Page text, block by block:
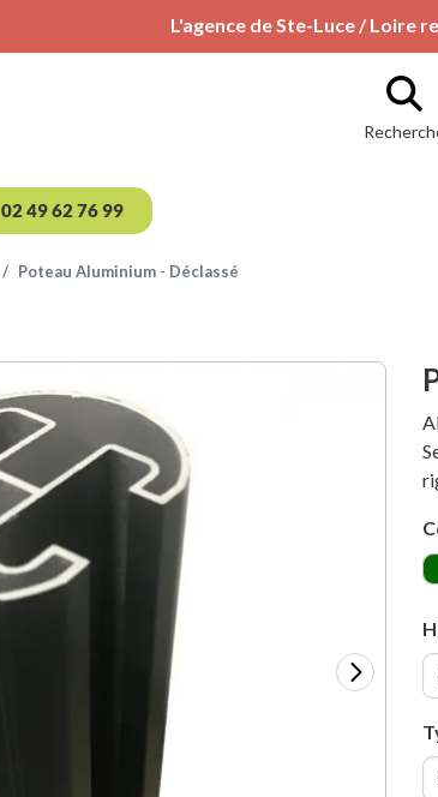
L'agence de Ste-Luce / Loire
02 49 62 76 99
Poteau Aluminium - Déclassé